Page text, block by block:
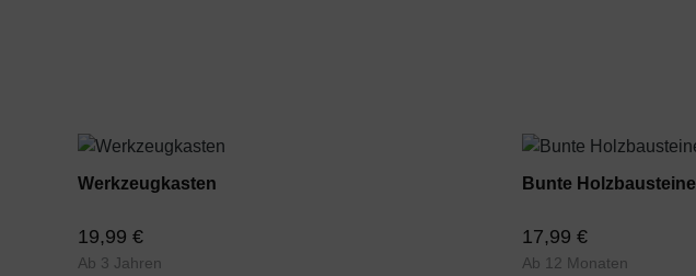
Werkzeugkasten
19,99 €
Ab 3 Jahren
Bunte Holzbausteine
17,99 €
Ab 12 Monaten